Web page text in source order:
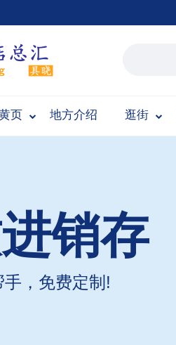
页 地方介绍 逛街
销存
，免费定制!